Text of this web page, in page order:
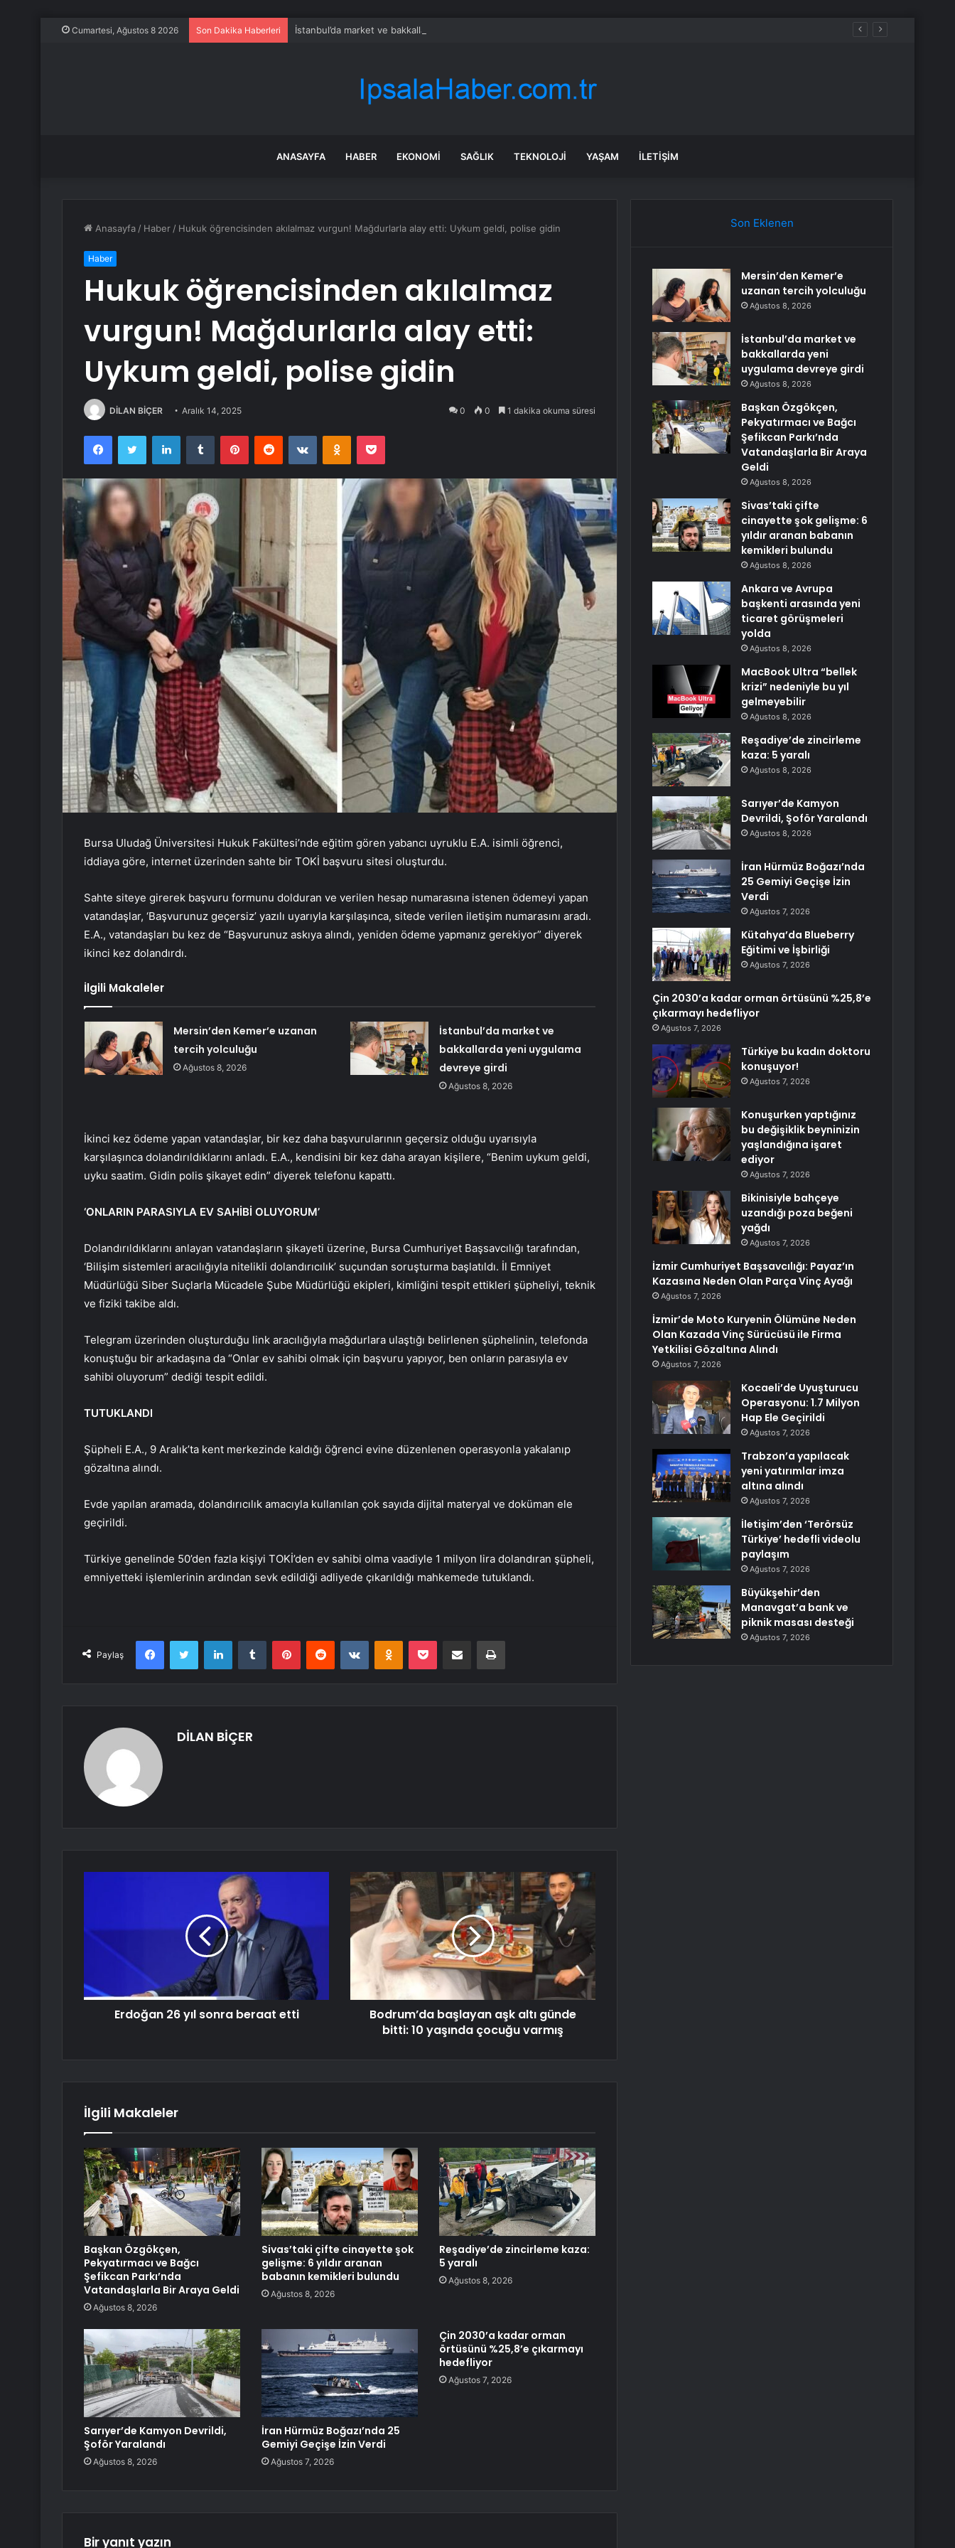
Cumartesi, Ağustos 8 2026 Son Dakika Haberleri İstanbul’da market ve bakkallarda yeni uygulama devreye girdi
ANASAYFA HABER EKONOMI SAĞLIK TEKNOLOJI YAŞAM İLETIŞIM
Anasayfa / Haber / Hukuk öğrencisinden akılalmaz vurgun! Mağdurlarla alay etti: Uykum geldi, polise gidin
Haber
Hukuk öğrencisinden akılalmaz
vurgun! Mağdurlarla alay etti:
Uykum geldi, polise gidin
DİLAN BİÇER Aralık 14, 2025 0 0 1 dakika okuma süresi
FacebookTwitter LinkedInTumblr PinterestReddit VKontakteOdnoklassniki
Pocket
Bursa Uludağ Üniversitesi Hukuk Fakültesi’nde eğitim gören yabancı uyruklu E.A. isimli öğrenci,
iddiaya göre, internet üzerinden sahte bir TOKİ başvuru sitesi oluşturdu.
Sahte siteye girerek başvuru formunu dolduran ve verilen hesap numarasına istenen ödemeyi yapan
vatandaşlar, ‘Başvurunuz geçersiz’ yazılı uyarıyla karşılaşınca, sitede verilen iletişim numarasını aradı.
E.A., vatandaşları bu kez de “Başvurunuz askıya alındı, yeniden ödeme yapmanız gerekiyor” diyerek
ikinci kez dolandırdı.
İlgili Makaleler
Mersin’den Kemer’e uzanan
tercih yolculuğu
Ağustos 8, 2026
İstanbul’da market ve
bakkallarda yeni uygulama
devreye girdi
Ağustos 8, 2026
İkinci kez ödeme yapan vatandaşlar, bir kez daha başvurularının geçersiz olduğu uyarısıyla
karşılaşınca dolandırıldıklarını anladı. E.A., kendisini bir kez daha arayan kişilere, “Benim uykum geldi,
uyku saatim. Gidin polis şikayet edin” diyerek telefonu kapattı.
‘ONLARIN PARASIYLA EV SAHİBİ OLUYORUM’
Dolandırıldıklarını anlayan vatandaşların şikayeti üzerine, Bursa Cumhuriyet Başsavcılığı tarafından,
‘Bilişim sistemleri aracılığıyla nitelikli dolandırıcılık’ suçundan soruşturma başlatıldı. İl Emniyet
Müdürlüğü Siber Suçlarla Mücadele Şube Müdürlüğü ekipleri, kimliğini tespit ettikleri şüpheliyi, teknik
ve fiziki takibe aldı.
Telegram üzerinden oluşturduğu link aracılığıyla mağdurlara ulaştığı belirlenen şüphelinin, telefonda
konuştuğu bir arkadaşına da “Onlar ev sahibi olmak için başvuru yapıyor, ben onların parasıyla ev
sahibi oluyorum” dediği tespit edildi.
TUTUKLANDI
Şüpheli E.A., 9 Aralık’ta kent merkezinde kaldığı öğrenci evine düzenlenen operasyonla yakalanıp
gözaltına alındı.
Evde yapılan aramada, dolandırıcılık amacıyla kullanılan çok sayıda dijital materyal ve doküman ele
geçirildi.
Türkiye genelinde 50’den fazla kişiyi TOKİ’den ev sahibi olma vaadiyle 1 milyon lira dolandıran şüpheli,
emniyetteki işlemlerinin ardından sevk edildiği adliyede çıkarıldığı mahkemede tutuklandı.
Paylaş
FacebookTwitter LinkedInTumblr PinterestReddit VKontakteOdnoklassniki
Pocket E-Posta ile paylaş Yazdır
DİLAN BİÇER
Erdoğan 26 yıl sonra beraat etti
Bodrum’da başlayan aşk altı günde
bitti: 10 yaşında çocuğu varmış
İlgili Makaleler
Başkan Özgökçen,
Pekyatırmacı ve Bağcı
Şefikcan Parkı’nda
Vatandaşlarla Bir Araya Geldi
Ağustos 8, 2026
Sivas’taki çifte cinayette şok
gelişme: 6 yıldır aranan
babanın kemikleri bulundu
Ağustos 8, 2026
Reşadiye’de zincirleme kaza:
5 yaralı
Ağustos 8, 2026
Sarıyer’de Kamyon Devrildi,
Şoför Yaralandı
Ağustos 8, 2026
İran Hürmüz Boğazı’nda 25
Gemiyi Geçişe İzin Verdi
Ağustos 7, 2026
Çin 2030’a kadar orman
örtüsünü %25,8’e çıkarmayı
hedefliyor
Ağustos 7, 2026
Bir yanıt yazın
Son Eklenen
Mersin’den Kemer’e
uzanan tercih yolculuğu
Ağustos 8, 2026
İstanbul’da market ve
bakkallarda yeni
uygulama devreye girdi
Ağustos 8, 2026
Başkan Özgökçen,
Pekyatırmacı ve Bağcı
Şefikcan Parkı’nda
Vatandaşlarla Bir Araya
Geldi
Ağustos 8, 2026
Sivas’taki çifte
cinayette şok gelişme: 6
yıldır aranan babanın
kemikleri bulundu
Ağustos 8, 2026
Ankara ve Avrupa
başkenti arasında yeni
ticaret görüşmeleri
yolda
Ağustos 8, 2026
MacBook Ultra “bellek
krizi” nedeniyle bu yıl
gelmeyebilir
Ağustos 8, 2026
Reşadiye’de zincirleme
kaza: 5 yaralı
Ağustos 8, 2026
Sarıyer’de Kamyon
Devrildi, Şoför Yaralandı
Ağustos 8, 2026
İran Hürmüz Boğazı’nda
25 Gemiyi Geçişe İzin
Verdi
Ağustos 7, 2026
Kütahya’da Blueberry
Eğitimi ve İşbirliği
Ağustos 7, 2026
Çin 2030’a kadar orman örtüsünü %25,8’e
çıkarmayı hedefliyor
Ağustos 7, 2026
Türkiye bu kadın doktoru
konuşuyor!
Ağustos 7, 2026
Konuşurken yaptığınız
bu değişiklik beyninizin
yaşlandığına işaret
ediyor
Ağustos 7, 2026
Bikinisiyle bahçeye
uzandığı poza beğeni
yağdı
Ağustos 7, 2026
İzmir Cumhuriyet Başsavcılığı: Payaz’ın
Kazasına Neden Olan Parça Vinç Ayağı
Ağustos 7, 2026
İzmir’de Moto Kuryenin Ölümüne Neden
Olan Kazada Vinç Sürücüsü ile Firma
Yetkilisi Gözaltına Alındı
Ağustos 7, 2026
Kocaeli’de Uyuşturucu
Operasyonu: 1.7 Milyon
Hap Ele Geçirildi
Ağustos 7, 2026
Trabzon’a yapılacak
yeni yatırımlar imza
altına alındı
Ağustos 7, 2026
İletişim’den ‘Terörsüz
Türkiye’ hedefli videolu
paylaşım
Ağustos 7, 2026
Büyükşehir’den
Manavgat’a bank ve
piknik masası desteği
Ağustos 7, 2026